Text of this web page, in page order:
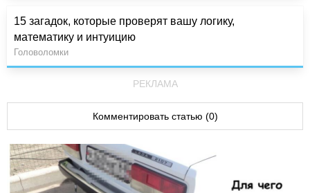
15 загадок, которые проверят вашу логику,
математику и интуицию
Головоломки
РЕКЛАМА
Комментировать статью (0)